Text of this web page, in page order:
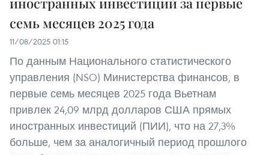
семь месяцев 2025 года
11/08/2025 01:15
По данным Национального статистического
управления (NSO) Министерства финансов, в
первые семь месяцев 2025 года Вьетнам
привлек 24,09 млрд долларов США прямых
иностранных инвестиций (ПИИ), что на 27,3%
больше, чем за аналогичный период прошлого